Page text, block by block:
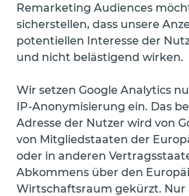
Remarketing Audiences
sicherstellen, dass unsere
potentiellen Interesse der
und nicht belästigend wirken.
Wir setzen Google Analytics
IP-Anonymisierung ein. Das
Adresse der Nutzer wird von
von Mitgliedstaaten der
oder in anderen
Abkommens über den
Wirtschaftsraum gekürzt. Nur